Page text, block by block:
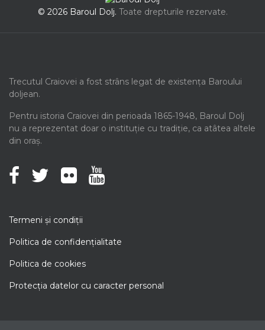
© 2026 Baroul Dolj. Toate drepturile rezervate.
Trecutul Craiovei a fost strâns legat de existența Baroului
doljean.
Pentru istoria Craiovei din perioada 1865-1948, Baroul Dolj
nu a reprezentat doar o instituție cu tradiție, ca atâtea altele
din oraș.
Termeni şi condiţii
Politica de confidenţialitate
Politica de cookies
Protecţia datelor cu caracter personal